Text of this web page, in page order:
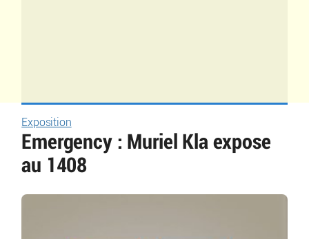
Exposition
Emergency : Muriel Kla expose
au 1408